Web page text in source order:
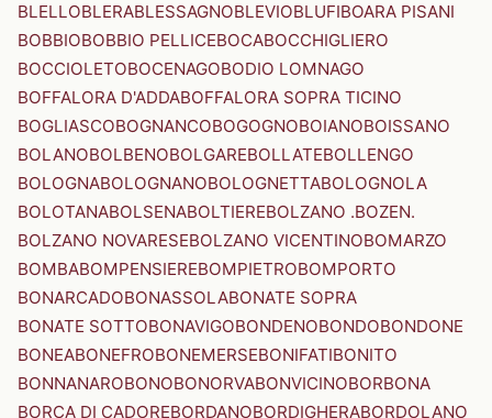
BLELLOBLERABLESSAGNOBLEVIOBLUFIBOARA PISANI
BOBBIOBOBBIO PELLICEBOCABOCCHIGLIERO
BOCCIOLETOBOCENAGOBODIO LOMNAGO
BOFFALORA D'ADDABOFFALORA SOPRA TICINO
BOGLIASCOBOGNANCOBOGOGNOBOIANOBOISSANO
BOLANOBOLBENOBOLGAREBOLLATEBOLLENGO
BOLOGNABOLOGNANOBOLOGNETTABOLOGNOLA
BOLOTANABOLSENABOLTIEREBOLZANO .BOZEN.
BOLZANO NOVARESEBOLZANO VICENTINOBOMARZO
BOMBABOMPENSIEREBOMPIETROBOMPORTO
BONARCADOBONASSOLABONATE SOPRA
BONATE SOTTOBONAVIGOBONDENOBONDOBONDONE
BONEABONEFROBONEMERSEBONIFATIBONITO
BONNANAROBONOBONORVABONVICINOBORBONA
BORCA DI CADOREBORDANOBORDIGHERABORDOLANO